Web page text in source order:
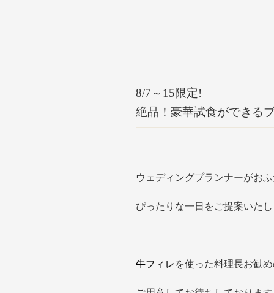
8/7～15限定!
絶品！豪華試食ができる
ウェディングプランナーがお
ぴったりな一日をご提案いたし
牛フィレ を使った料理長お勧